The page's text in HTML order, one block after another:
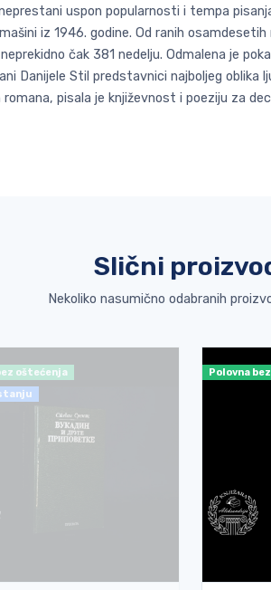
uspon popularnosti i tempa
iz 1946. godine. Od ranih
čak 381 nedelju. Odmalena je
Danijele Stil predstavnici najboljeg oblika
pisala je književnost i poeziju za
Slični
Nekoliko nasumično odabranih
oštećenja
Polovna